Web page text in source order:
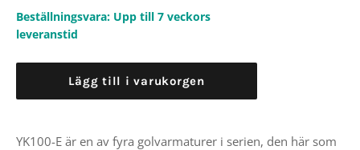
Beställningsvara: Upp till 7 veckors
leveranstid
Lägg till i varukorgen
YK100-E är en av fyra golvarmaturer i serien, den här som